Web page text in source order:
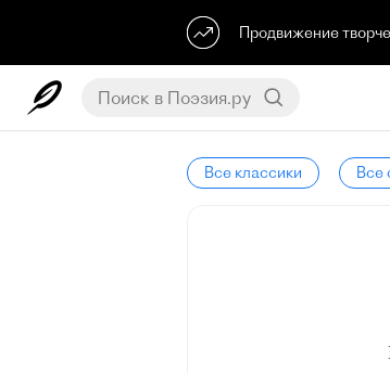
Продвижение
Все классики Все